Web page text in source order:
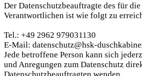
Der Datenschutzbeauftragte des für
Verantwortlichen ist wie folgt zu
Tel.: +49 2962 979031130
E-Mail: datenschutz@hsk-
Jede betroffene Person kann sich
und Anregungen zum Datenschutz